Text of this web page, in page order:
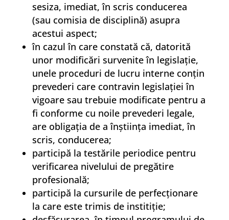
sesiza, imediat, în scris conducerea
(sau comisia de disciplină) asupra
acestui aspect;
în cazul în care constată că, datorită
unor modificări survenite în legislaţie,
unele proceduri de lucru interne conţin
prevederi care contravin legislaţiei în
vigoare sau trebuie modificate pentru a
fi conforme cu noile prevederi legale,
are obligaţia de a înştiinţa imediat, în
scris, conducerea;
participă la testările periodice pentru
verificarea nivelului de pregătire
profesională;
participă la cursurile de perfecţionare
la care este trimis de institiţie;